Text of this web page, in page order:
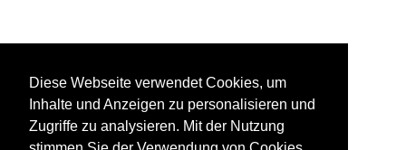
Diese Webseite verwendet Cookies, um
Inhalte und Anzeigen zu personalisieren und
Zugriffe zu analysieren. Mit der Nutzung